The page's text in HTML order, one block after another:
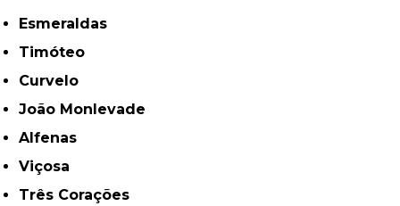
Esmeraldas
Timóteo
Curvelo
João Monlevade
Alfenas
Viçosa
Três Corações